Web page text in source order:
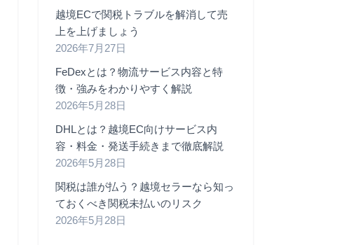
越境ECで関税トラブルを解消して売
上を上げましょう
2026年7月27日
FeDexとは？物流サービス内容と特
徴・強みをわかりやすく解説
2026年5月28日
DHLとは？越境EC向けサービス内
容・料金・発送手続きまで徹底解説
2026年5月28日
関税は誰が払う？越境セラーなら知っ
ておくべき関税未払いのリスク
2026年5月28日